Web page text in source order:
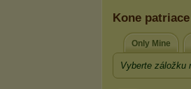
Kone
Only Mine
Vyberte záložku